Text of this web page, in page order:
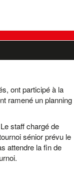
ont participé à la
ramené un planning
staff chargé de
sénior prévu le
attendre la fin de